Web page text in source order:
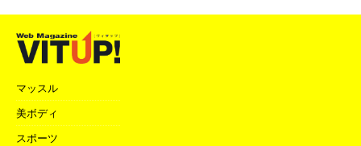
マッスル
美ボディ
スポーツ